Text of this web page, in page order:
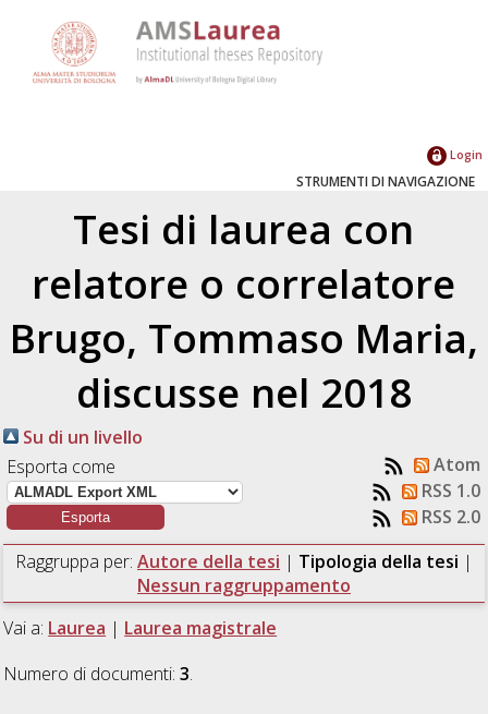
Login
STRUMENTI DI NAVIGAZIONE
Tesi di laurea con
relatore o correlatore
Brugo, Tommaso Maria,
discusse nel 2018
Su di un livello
Esporta come
Atom
RSS 1.0
RSS 2.0
Raggruppa per: Autore della tesi | Tipologia della tesi |
Nessun raggruppamento
Vai a: Laurea | Laurea magistrale
Numero di documenti:3.